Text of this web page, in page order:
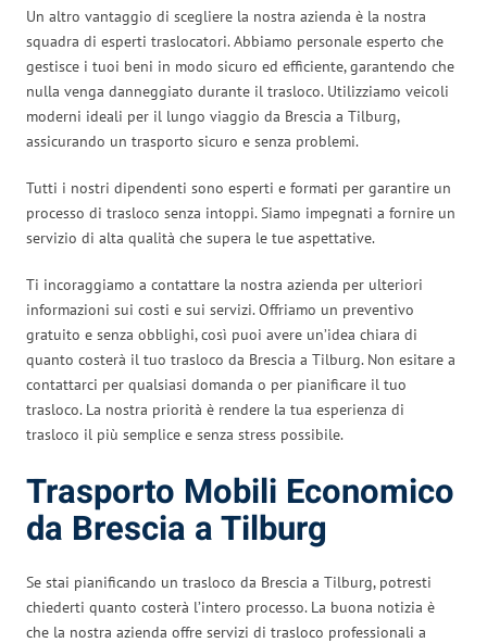
Un altro vantaggio di scegliere la nostra azienda è la nostra
squadra di esperti traslocatori. Abbiamo personale esperto che
gestisce i tuoi beni in modo sicuro ed efficiente, garantendo che
nulla venga danneggiato durante il trasloco. Utilizziamo veicoli
moderni ideali per il lungo viaggio da Brescia a Tilburg,
assicurando un trasporto sicuro e senza problemi.
Tutti i nostri dipendenti sono esperti e formati per garantire un
processo di trasloco senza intoppi. Siamo impegnati a fornire un
servizio di alta qualità che supera le tue aspettative.
Ti incoraggiamo a contattare la nostra azienda per ulteriori
informazioni sui costi e sui servizi. Offriamo un preventivo
gratuito e senza obblighi, così puoi avere un’idea chiara di
quanto costerà il tuo trasloco da Brescia a Tilburg. Non esitare a
contattarci per qualsiasi domanda o per pianificare il tuo
trasloco. La nostra priorità è rendere la tua esperienza di
trasloco il più semplice e senza stress possibile.
Trasporto Mobili Economico
da Brescia a Tilburg
Se stai pianificando un trasloco da Brescia a Tilburg, potresti
chiederti quanto costerà l’intero processo. La buona notizia è
che la nostra azienda offre servizi di trasloco professionali a